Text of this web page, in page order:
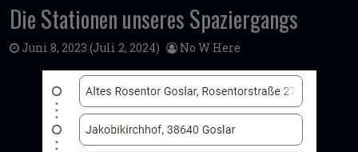
Die Stationen unseres Spaziergangs
Juni 8, 2023 (Juli 2, 2024) No W Here